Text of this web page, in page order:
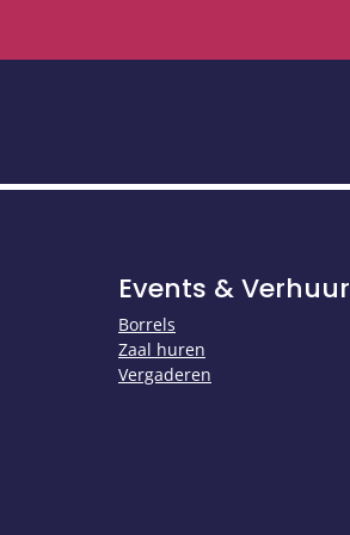
Events & Verhuur
Borrels
Zaal huren
Vergaderen